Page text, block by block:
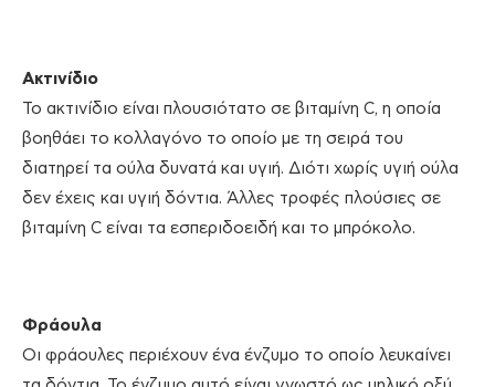
Ακτινίδιο
Το ακτινίδιο είναι πλουσιότατο σε βιταμίνη C, η οποία
βοηθάει το κολλαγόνο το οποίο με τη σειρά του
διατηρεί τα ούλα δυνατά και υγιή. Διότι χωρίς υγιή ούλα
δεν έχεις και υγιή δόντια. Άλλες τροφές πλούσιες σε
βιταμίνη C είναι τα εσπεριδοειδή και το μπρόκολο.
Φράουλα
Οι φράουλες περιέχουν ένα ένζυμο το οποίο λευκαίνει